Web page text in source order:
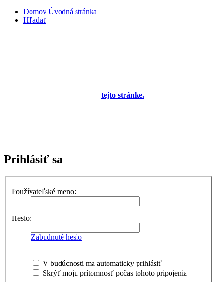
Domov Úvodná stránka
Hľadať
tejto stránke.
Prihlásiť sa
Používateľské meno:
Heslo:
Zabudnuté heslo
V budúcnosti ma automaticky prihlásiť
Skrýť moju prítomnosť počas tohoto pripojenia